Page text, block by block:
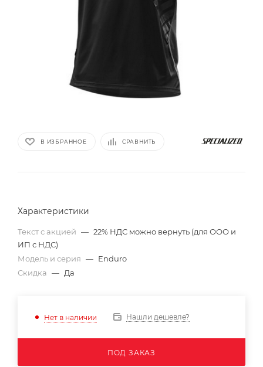
В ИЗБРАННОЕ СРАВНИТЬ
Характеристики
Текст с акцией — 22% НДС можно вернуть (для ООО и
ИП с НДС)
Модель и серия — Enduro
Скидка — Да
Нет в наличии Нашли дешевле?
ПОД ЗАКАЗ